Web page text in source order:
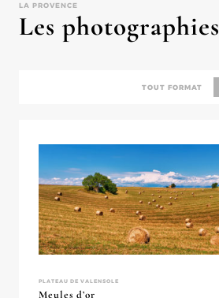
LA PROVENCE
Les photographies
TOUT FORMAT
PLATEAU DE VALENSOLE
Meules d’or